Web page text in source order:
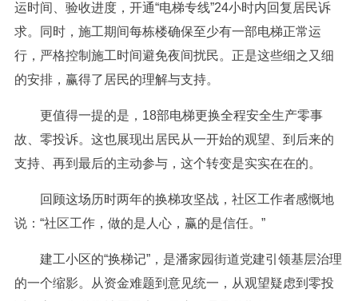
运时间、验收进度，开通“电梯专线”24小时内回复居民诉
求。同时，施工期间每栋楼确保至少有一部电梯正常运
行，严格控制施工时间避免夜间扰民。正是这些细之又细
的安排，赢得了居民的理解与支持。
更值得一提的是，18部电梯更换全程安全生产零事
故、零投诉。这也展现出居民从一开始的观望、到后来的
支持、再到最后的主动参与，这个转变是实实在在的。
回顾这场历时两年的换梯攻坚战，社区工作者感慨地
说：“社区工作，做的是人心，赢的是信任。”
建工小区的“换梯记”，是潘家园街道党建引领基层治理
的一个缩影。从资金难题到意见统一，从观望疑虑到零投